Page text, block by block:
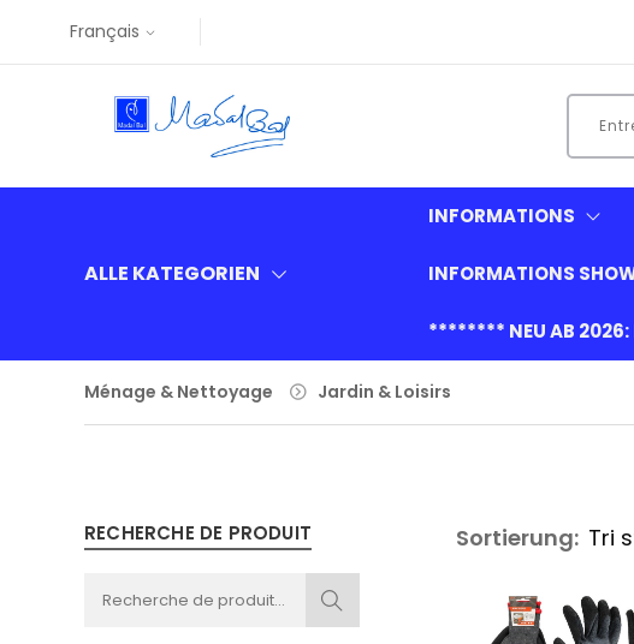
Français
ALLE KATEGORIEN
INFORMATIONS
INFORMATIONS
******** NEU AB 2026:
Ménage & Nettoyage Jardin & Loisirs
RECHERCHE DE PRODUIT Sortierung: